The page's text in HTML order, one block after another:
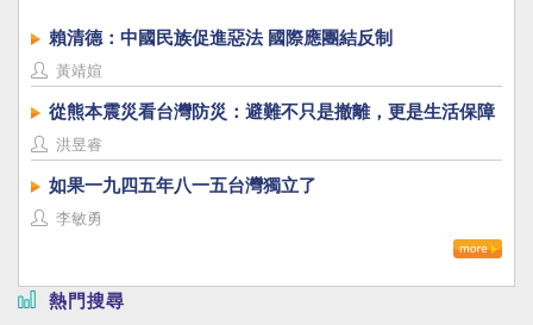
賴清德：中國民族促進惡法 國際應團結反制
黃靖媗
從熊本震災看台灣防災：避難不只是撤離，更是生活保障
洪昱睿
如果一九四五年八一五台灣獨立了
李敏勇
熱門搜尋